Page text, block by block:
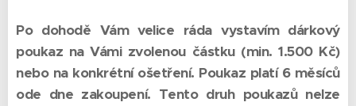
Po dohodě Vám velice ráda vystavím dárkový
poukaz na Vámi zvolenou částku (min. 1.500 Kč)
nebo na konkrétní ošetření. Poukaz platí 6 měsíců
ode dne zakoupení. Tento druh poukazů nelze